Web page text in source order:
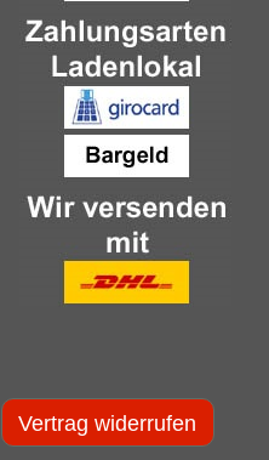
Vertrag widerrufen